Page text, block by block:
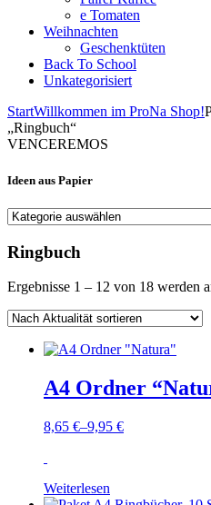
e Tomaten
Weihnachten
Geschenktüten
Back To School
Unkategorisiert
StartWillkommen im ProNa Shop!
„Ringbuch“
VENCEREMOS
Ideen aus Papier
Ringbuch
Ergebnisse 1 – 12 von 18 werden
A4 Ordner
8,65 €–9,95 €
Weiterlesen